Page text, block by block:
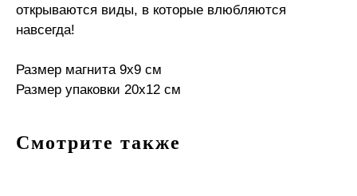
открываются виды, в которые влюбляются
навсегда!
Размер магнита 9х9 см
Размер упаковки 20х12 см
Смотрите также